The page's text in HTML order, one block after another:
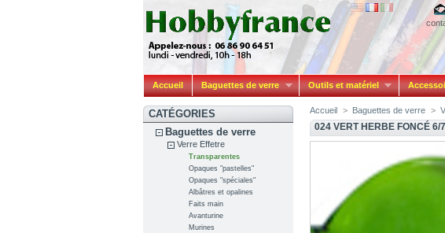
Accueil Baguettes de verre Outils et matériel
CATÉGORIES
Baguettes de verre
Verre Effetre
Transparentes
Opaques "pastelles"
Opaques "spéciales"
Albâtres et opalines
Faits main
Avanturine
Murines
Accueil > Baguettes de verre >
024 VERT HERBE FONCÉ 6/